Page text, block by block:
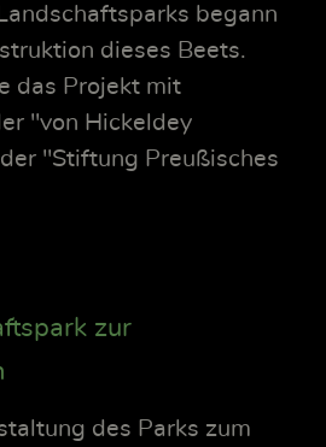
begann
dieses Beets.
das Projekt mit
"von Hickeldey
"Stiftung Preußisches
zur
des Parks zum